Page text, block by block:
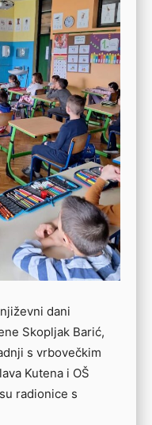
dani
Skopljak Barić,
s vrbovečkim
Kutena i OŠ
radionice s